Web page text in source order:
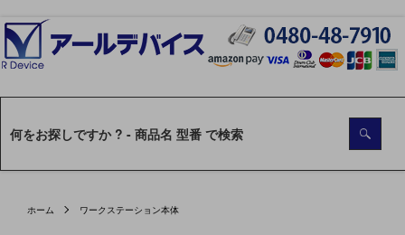
ホーム ワークステーション本体